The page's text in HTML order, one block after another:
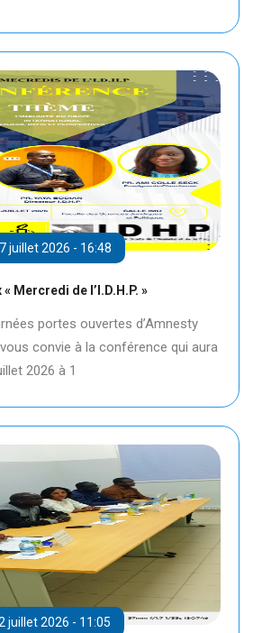
juillet 2026 - 16:48
Mercredi de l’I.D.H.P. »
portes ouvertes d’Amnesty
vous convie à la conférence qui aura
2026 à 1
juillet 2026 - 11:05